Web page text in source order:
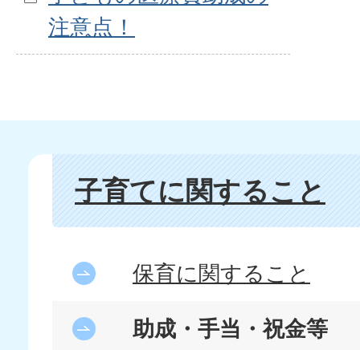
注意点！
子育てに関すること
保育に関すること
助成・手当・祝金等